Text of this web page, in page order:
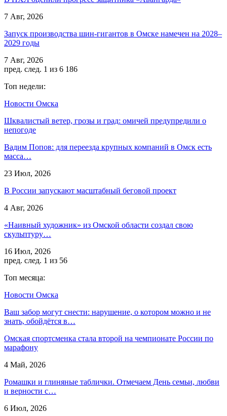
7 Авг, 2026
Запуск производства шин-гигантов в Омске намечен на 2028–
2029 годы
7 Авг, 2026
пред. след. 1 из 6 186
Топ недели:
Новости Омска
Шквалистый ветер, грозы и град: омичей предупредили о
непогоде
Вадим Попов: для переезда крупных компаний в Омск есть
масса…
23 Июл, 2026
В России запускают масштабный беговой проект
4 Авг, 2026
«Наивный художник» из Омской области создал свою
скульптуру…
16 Июл, 2026
пред. след. 1 из 56
Топ месяца:
Новости Омска
Ваш забор могут снести: нарушение, о котором можно и не
знать, обойдётся в…
Омская спортсменка стала второй на чемпионате России по
марафону
4 Май, 2026
Ромашки и глиняные таблички. Отмечаем День семьи, любви
и верности с…
6 Июл, 2026